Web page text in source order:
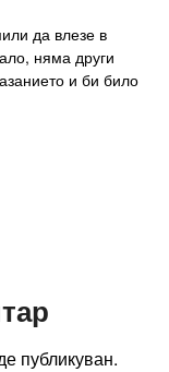
да влезе в
няма други
и би било
публикуван.